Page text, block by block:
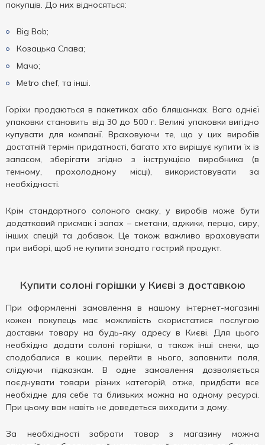
покупців. До них відносяться:
Big Bob;
Козацька Слава;
Мачо;
Metro chef, та інші.
Горіхи продаються в пакетиках або бляшанках. Вага однієї
упаковки становить від 30 до 500 г. Великі упаковки вигідно
купувати для компанії. Враховуючи те, що у цих виробів
достатній термін придатності, багато хто вирішує купити їх із
запасом, зберігати згідно з інструкцією виробника (в
темному, прохолодному місці), використовувати за
необхідності.
Крім стандартного солоного смаку, у виробів може бути
додатковий присмак і запах – сметани, аджики, перцю, сиру,
інших спецій та добавок. Це також важливо враховувати
при виборі, щоб не купити занадто гострий продукт.
Купити солоні горішки у Києві з доставкою
При оформленні замовлення в нашому інтернет-магазині
кожен покупець має можливість скористатися послугою
доставки товару на будь-яку адресу в Києві. Для цього
необхідно додати солоні горішки, а також інші снеки, що
сподобалися в кошик, перейти в нього, заповнити поля,
слідуючи підказкам. В одне замовлення дозволяється
поєднувати товари різних категорій, отже, придбати все
необхідне для себе та близьких можна на одному ресурсі.
При цьому вам навіть не доведеться виходити з дому.
За необхідності забрати товар з магазину можна